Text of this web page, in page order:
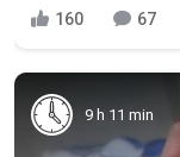
160 67
9 h 11 min